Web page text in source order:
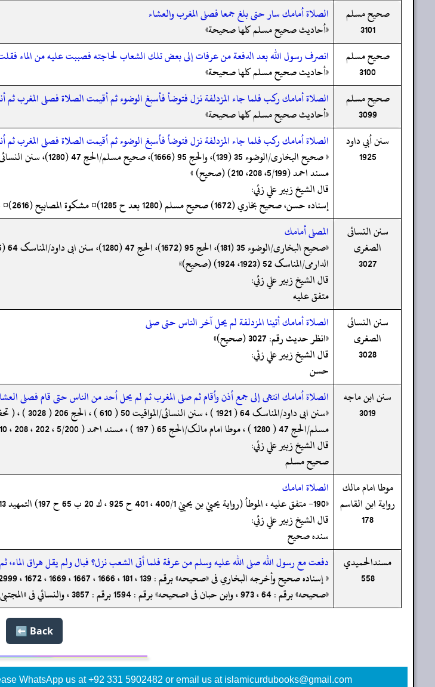
صحيح مسلم
3101
الصلاة أمامك سار حتى بلغ جمعا فصلى المغرب والعشاء
«أحاديث صحيح مسلم كلها صحيحة»
صحيح مسلم
3100
انصرف رسول الله بعد الدفعة من عرفات إلى بعض تلك الشعاب لحاجته فصببت عليه من الماء
«أحاديث صحيح مسلم كلها صحيحة»
صحيح مسلم
3099
الصلاة أمامك ركب فلما جاء المزدلفة نزل فتوضأ فأسبغ الوضوء ثم أقيمت الصلاة فصلى المغرب ثم
«أحاديث صحيح مسلم كلها صحيحة»
سنن أبي داود
1925
الصلاة أمامك ركب فلما جاء المزدلفة نزل فتوضأ فأسبغ الوضوء ثم أقيمت الصلاة فصلى المغرب ثم
مسند احمد (5/199، 208، 210) (صحیح) »
قال الشيخ زبير علي زئي:
إسناده حسن، صحيح بخاري (1672) صحيح مسلم (1280 بعد ح 1285)¤ مشكوة المصابيح (2616)¤ 1925 ب: إسناده حسن
سنن النسائى
الصغرى
3027
المصلى أمامك
الدارمی/المناسک 52 (1923، 1924) (صحیح)»
قال الشيخ زبير علي زئي:
متفق عليه
سنن النسائى
الصغرى
3028
الصلاة أمامك أتينا المزدلفة لم يحل آخر الناس حتى صلى
«انظر حدیث رقم: 3027 (صحیح)»
قال الشيخ زبير علي زئي:
حسن
سنن ابن ماجه
3019
الصلاة أمامك انتهى إلى جمع أذن وأقام ثم صلى المغرب ثم لم يحل أحد من الناس حتى قام فصلى
مسلم/الحج 47 ( 1280 ) ، موطا امام مالک/الحج 65 ( 197 ) ، مسند احمد ( 5/200 ، 202 ، 208 ، 210 ) ، سنن الدارمی/المناسک 51 ( 1922 ) ( صحیح ) »
قال الشيخ زبير علي زئي:
صحيح مسلم
موطا امام مالك
رواية ابن القاسم
178
الصلاة امامك
«190- متفق عليه ، الموطأ (رواية يحييٰ بن يحييٰ 400/1 ، 401 ح 925 ، ك 20 ب 65 ح 197) التمهيد 156/13 ، الاستذكار :865 ، و أخرجه البخاري (139) ومسلم (1280) من حديث مالك به.»
قال الشيخ زبير علي زئي:
سنده صحيح
مسندالحميدي
558
دفعت مع رسول الله صلى الله عليه وسلم من عرفة فلما أتى الشعب نزل؟ فبال ولم يقل هراق الماء، ثم
«صحيحه» برقم : 64 ، 973 ، وابن حبان فى «صحيحه» برقم : 1594 برقم : 3857 ، والنسائي فى «المجتبیٰ» برقم : 608 ، 3011 ، 3018»
Back ⬅️
WhatsApp us at +92 331 5902482 or email us at islamicurdubooks@gmail.com